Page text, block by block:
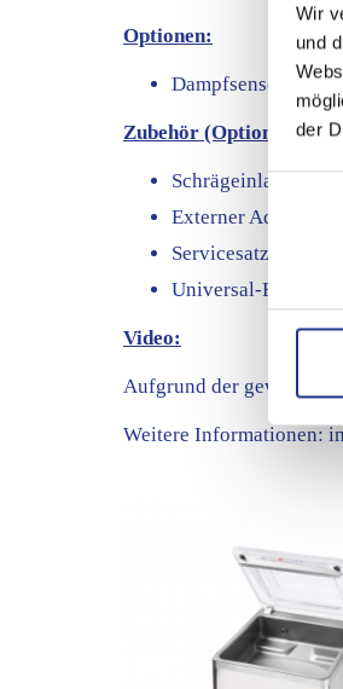
Wir
und
der
Optionen:
Dampfsensor
Zubehör (Optional
Schrägeinlage
Externer Adapter
Servicesatz für
Universal-Rollgestell
Video:
Aufgrund der gewählten
Weitere Informationen: